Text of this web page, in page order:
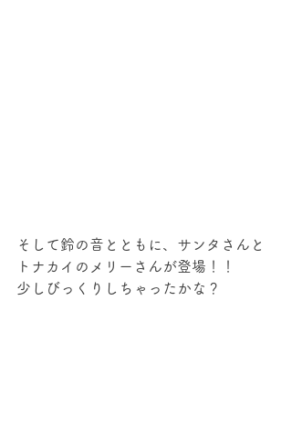
そして鈴の音とともに、サンタさんと
トナカイのメリーさんが登場！！
少しびっくりしちゃったかな？